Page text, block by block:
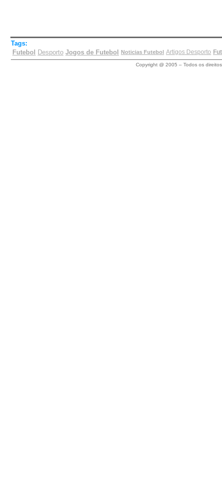
Tags:
Futebol
Desporto Jogos de Futebol Noticias Futebol Artigos Desporto
Copyright @ 2005 – Todos os